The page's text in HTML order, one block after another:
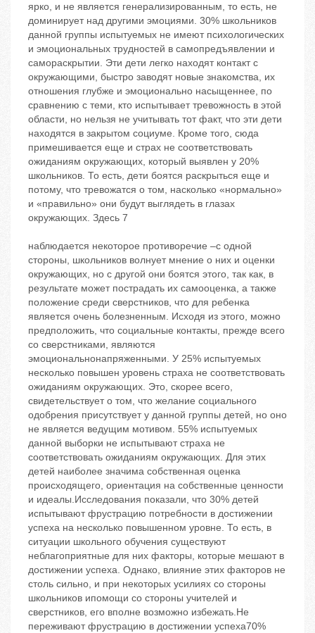
ярко, и не является генерализированным, то есть, не
доминирует над другими эмоциями. 30% школьников
данной группы испытуемых не имеют психологических
и эмоциональных трудностей в самопредъявлении и
самораскрытии. Эти дети легко находят контакт с
окружающими, быстро заводят новые знакомства, их
отношения глубже и эмоционально насыщеннее, по
сравнению с теми, кто испытывает тревожность в этой
области, но нельзя не учитывать тот факт, что эти дети
находятся в закрытом социуме. Кроме того, сюда
примешивается еще и страх не соответствовать
ожиданиям окружающих, который выявлен у 20%
школьников. То есть, дети боятся раскрыться еще и
потому, что тревожатся о том, насколько «нормально»
и «правильно» они будут выглядеть в глазах
окружающих. Здесь 7
наблюдается некоторое противоречие –с одной
стороны, школьников волнует мнение о них и оценки
окружающих, но с другой они боятся этого, так как, в
результате может пострадать их самооценка, а также
положение среди сверстников, что для ребенка
является очень болезненным. Исходя из этого, можно
предположить, что социальные контакты, прежде всего
со сверстниками, являются
эмоциональнонапряженными. У 25% испытуемых
несколько повышен уровень страха не соответствовать
ожиданиям окружающих. Это, скорее всего,
свидетельствует о том, что желание социального
одобрения присутствует у данной группы детей, но оно
не является ведущим мотивом. 55% испытуемых
данной выборки не испытывают страха не
соответствовать ожиданиям окружающих. Для этих
детей наиболее значима собственная оценка
происходящего, ориентация на собственные ценности
и идеалы.Исследования показали, что 30% детей
испытывают фрустрацию потребности в достижении
успеха на несколько повышенном уровне. То есть, в
ситуации школьного обучения существуют
неблагоприятные для них факторы, которые мешают в
достижении успеха. Однако, влияние этих факторов не
столь сильно, и при некоторых усилиях со стороны
школьников ипомощи со стороны учителей и
сверстников, его вполне возможно избежать.Не
переживают фрустрацию в достижении успеха70%